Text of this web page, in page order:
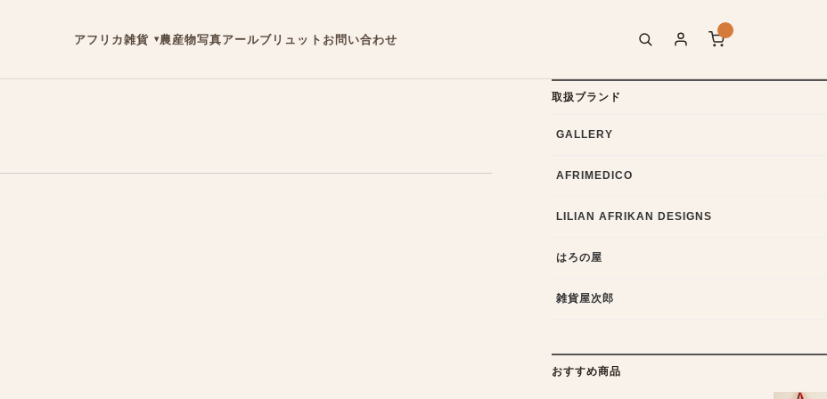
アフリカ雑貨 農産物写真アールブリュット お問い合わせ
取扱ブランド
GALLERY
AFRIMEDICO
LILIAN AFRIKAN DESIGNS
はろの屋
雑貨屋次郎
おすすめ商品